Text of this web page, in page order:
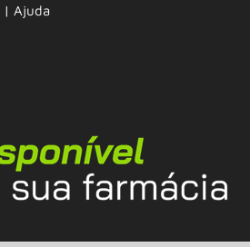
| Ajuda